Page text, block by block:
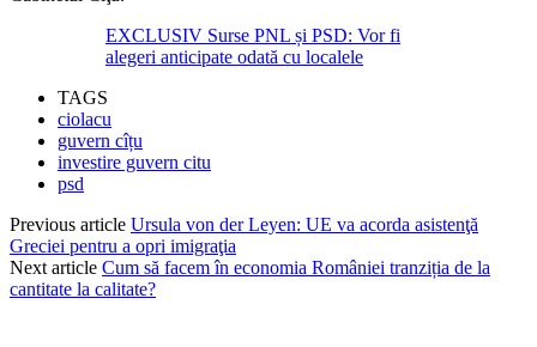
EXCLUSIV Surse PNL și PSD: Vor fi
alegeri anticipate odată cu localele
TAGS
ciolacu
guvern cîțu
investire guvern citu
psd
Previous article Ursula von der Leyen: UE va acorda asistenţă
Greciei pentru a opri imigraţia
Next article Cum să facem în economia României tranziția de la
cantitate la calitate?